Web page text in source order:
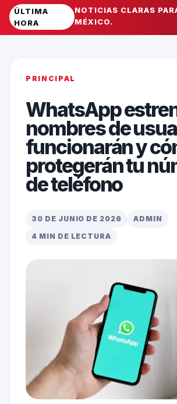
ÚLTIMA
HORA
NOTICIAS CLARAS
MÉXICO.
PRINCIPAL
WhatsApp
nombres de
funcionarán y
protegerán tu
de teléfono
30 DE JUNIO DE 2026
ADMIN
4 MIN DE LECTURA